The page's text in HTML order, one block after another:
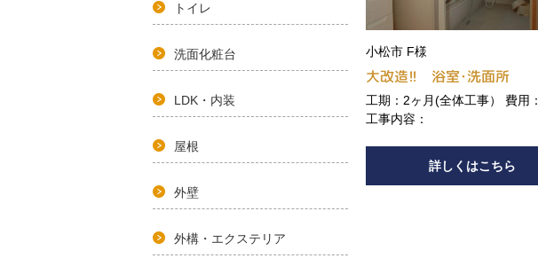
トイレ
洗面化粧台
LDK・内装
屋根
外壁
外構・エクステリア
小松市 F様
大改造!! 浴室･洗面所
工期：2ヶ月(全体工事） 費用：
工事内容：
詳しくはこちら